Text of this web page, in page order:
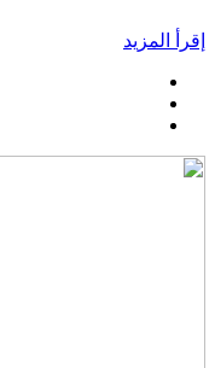
إقرأ المزيد